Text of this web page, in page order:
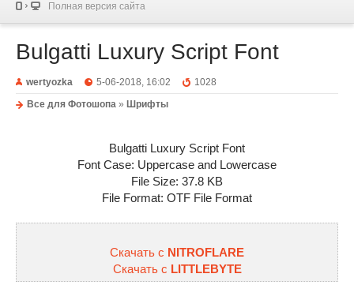
Полная версия сайта
Bulgatti Luxury Script Font
wertyozka 5-06-2018, 16:02
1028
Все для Фотошопа » Шрифты
Bulgatti Luxury Script Font
Font Case: Uppercase and Lowercase
File Size: 37.8 KB
File Format: OTF File Format
Скачать с NITROFLARE
Скачать с LITTLEBYTE